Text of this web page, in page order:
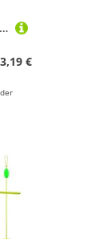
Belüftete Jugendsporthandschuh Baseball Baseball Übungsausrüstung Effekt Immunchloropren Konstruktion Thin Plan Training Sicherheit Sicherheit Transportierbares Aluminium Verstärkte Handschuhe
€